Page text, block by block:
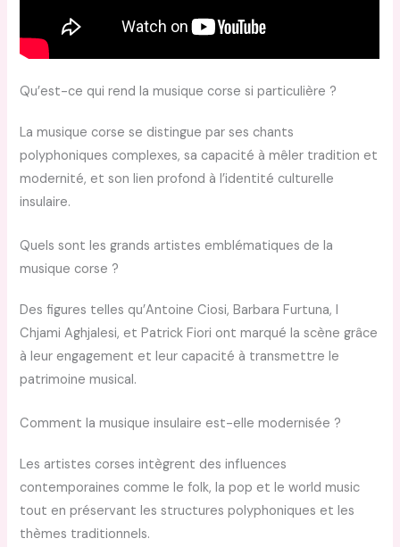
Qu’est-ce qui rend la musique corse si particulière ?
La musique corse se distingue par ses chants
polyphoniques complexes, sa capacité à mêler tradition et
modernité, et son lien profond à l’identité culturelle
insulaire.
Quels sont les grands artistes emblématiques de la
musique corse ?
Des figures telles qu’Antoine Ciosi, Barbara Furtuna, I
Chjami Aghjalesi, et Patrick Fiori ont marqué la scène grâce
à leur engagement et leur capacité à transmettre le
patrimoine musical.
Comment la musique insulaire est-elle modernisée ?
Les artistes corses intègrent des influences
contemporaines comme le folk, la pop et le world music
tout en préservant les structures polyphoniques et les
thèmes traditionnels.